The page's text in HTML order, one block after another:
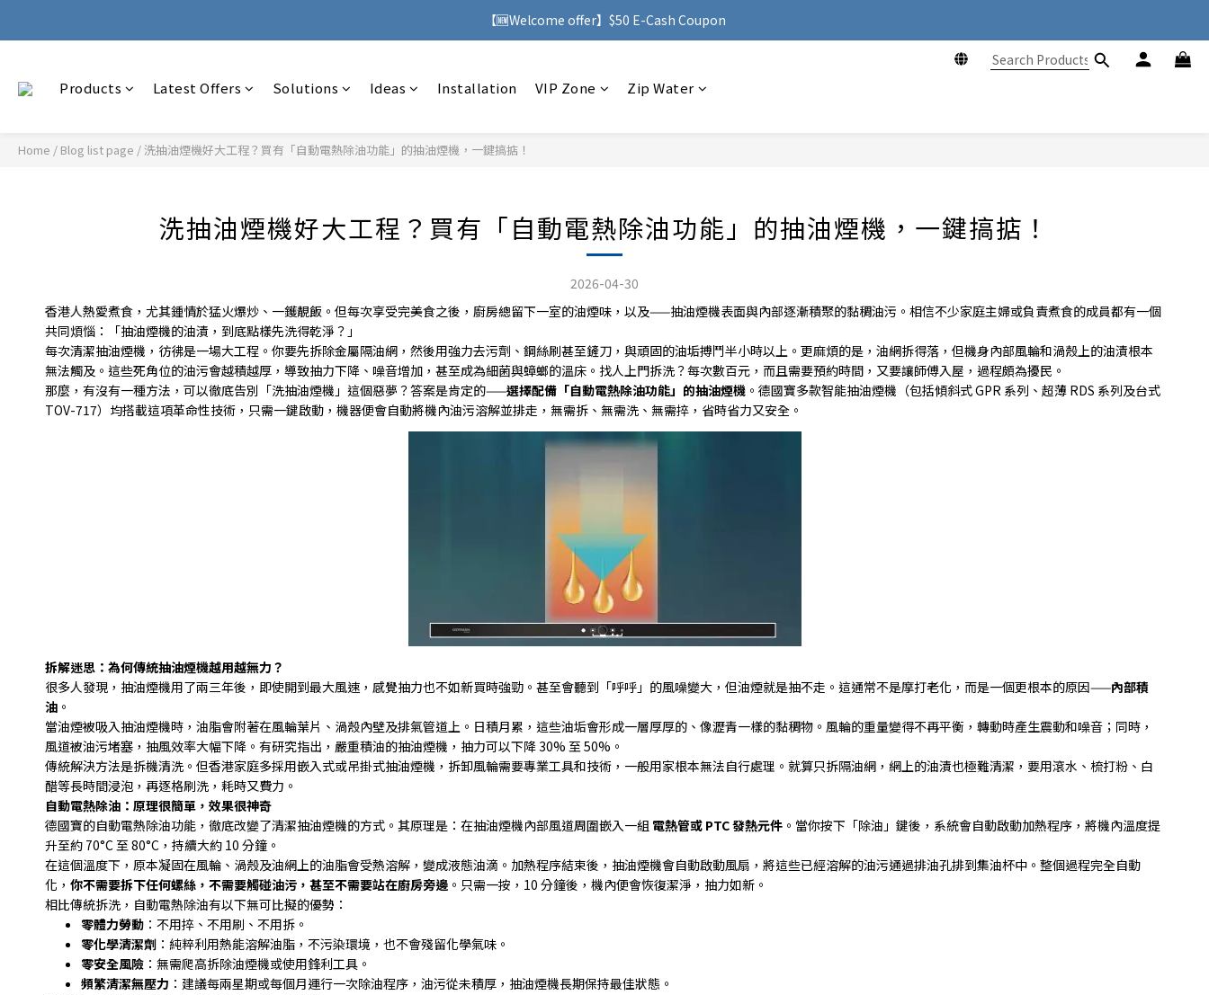
🚚 With purchases over HK$500, you can enjoy free delivery service to Hong Kong
【🆕Welcome offer】$50 E-Cash Coupon
Products Latest Offers Solutions Ideas Installation VIP Zone Zip Water
Home / Blog list page /洗抽油煙機好大工程？買有「自動電熱除油功能」的抽油煙機，一鍵搞掂！
洗抽油煙機好大工程？買有「自動電熱除油功能」的抽油煙機，一鍵搞掂！
2026-04-30
香港人熱愛煮食，尤其鍾情於猛火爆炒、一鑊靚飯。但每次享受完美食之後，廚房總留下一室的油煙味，以及——抽油煙機表面與內部逐漸積聚的黏稠油污。相信不少家庭主婦或負責煮食的成員都有一個
共同煩惱：「抽油煙機的油漬，到底點樣先洗得乾淨？」
每次清潔抽油煙機，彷彿是一場大工程。你要先拆除金屬隔油網，然後用強力去污劑、鋼絲刷甚至鏟刀，與頑固的油垢搏鬥半小時以上。更麻煩的是，油網拆得落，但機身內部風輪和渦殼上的油漬根本
無法觸及。這些死角位的油污會越積越厚，導致抽力下降、噪音增加，甚至成為細菌與蟑螂的溫床。找人上門拆洗？每次數百元，而且需要預約時間，又要讓師傅入屋，過程頗為擾民。
那麼，有沒有一種方法，可以徹底告別「洗抽油煙機」這個惡夢？答案是肯定的——選擇配備「自動電熱除油功能」的抽油煙機 。德國寶多款智能抽油煙機（包括傾斜式GPR 系列、超薄 RDS 系列及台式
TOV-717）均搭載這項革命性技術，只需一鍵啟動，機器便會自動將機內油污溶解並排走，無需拆、無需洗、無需捽，省時省力又安全。
拆解迷思：為何傳統抽油煙機越用越無力？
很多人發現，抽油煙機用了兩三年後，即使開到最大風速，感覺抽力也不如新買時強勁。甚至會聽到「呼呼」的風噪變大，但油煙就是抽不走。這通常不是摩打老化，而是一個更根本的原因——內部積
油 。
當油煙被吸入抽油煙機時，油脂會附著在風輪葉片、渦殼內壁及排氣管道上。日積月累，這些油垢會形成一層厚厚的、像瀝青一樣的黏稠物。風輪的重量變得不再平衡，轉動時產生震動和噪音；同時，
風道被油污堵塞，抽風效率大幅下降。有研究指出，嚴重積油的抽油煙機，抽力可以下降30% 至50% 。
傳統解決方法是拆機清洗。但香港家庭多採用嵌入式或吊掛式抽油煙機，拆卸風輪需要專業工具和技術，一般用家根本無法自行處理。就算只拆隔油網，網上的油漬也極難清潔，要用滾水、梳打粉、白
醋等長時間浸泡，再逐格刷洗，耗時又費力。
自動電熱除油：原理很簡單，效果很神奇
德國寶的自動電熱除油功能，徹底改變了清潔抽油煙機的方式。其原理是：在抽油煙機內部風道周圍嵌入一組 電熱管或 PTC發熱元件 。當你按下「除油」鍵後，系統會自動啟動加熱程序，將機內溫度提
升至約 70°C至80°C ，持續大約 10 分鐘。
在這個溫度下，原本凝固在風輪、渦殼及油網上的油脂會受熱溶解，變成液態油滴。加熱程序結束後，抽油煙機會自動啟動風扇，將這些已經溶解的油污通過排油孔排到集油杯中。整個過程完全自動
化， 你不需要拆下任何螺絲，不需要觸碰油污，甚至不需要站在廚房旁邊 。只需一按， 10 分鐘後，機內便會恢復潔淨，抽力如新。
相比傳統拆洗，自動電熱除油有以下無可比擬的優勢：
零體力勞動 ：不用捽、不用刷、不用拆。
零化學清潔劑 ：純粹利用熱能溶解油脂，不污染環境，也不會殘留化學氣味。
零安全風險 ：無需爬高拆除油煙機或使用鋒利工具。
頻繁清潔無壓力 ：建議每兩星期或每個月運行一次除油程序，油污從未積厚，抽油煙機長期保持最佳狀態。